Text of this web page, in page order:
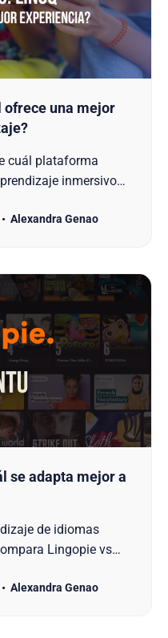
ofrece una mejor
cuál plataforma
inmersivo
Alexandra Genao
se adapta mejor a
de idiomas
Lingopie vs
Alexandra Genao